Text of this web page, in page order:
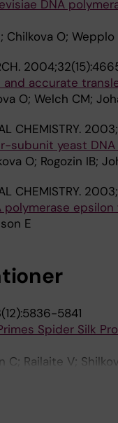
DNA
Chilkova O;
accurate
O; Welch CM;
CHEMISTRY.
subunit yeast
O; Rogozin IB;
CHEMISTRY.
E
5841
Spider Silk
C; Railaite V;